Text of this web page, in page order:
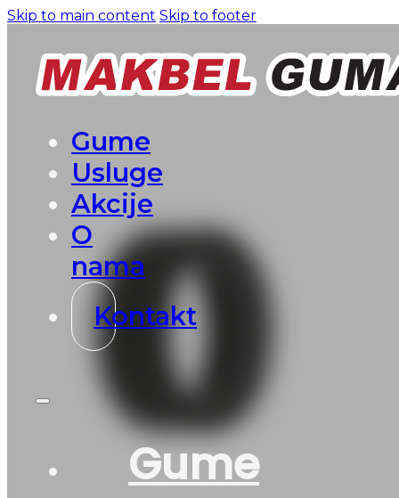
Skip to main content Skip to footer
Gume
Usluge
Akcije
O
nama
Kontakt
Gume